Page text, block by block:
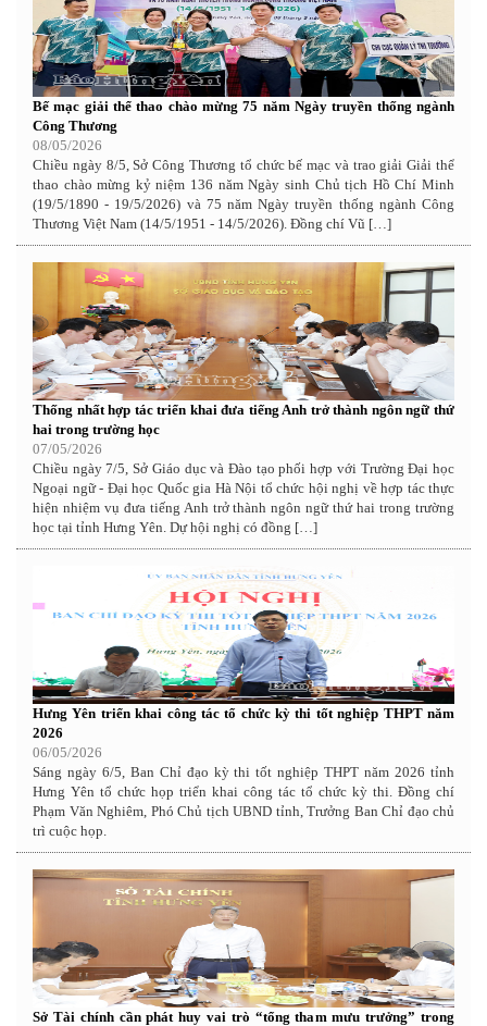
Bế mạc giải thể thao chào mừng 75 năm Ngày truyền thống ngành
Công Thương
08/05/2026
Chiều ngày 8/5, Sở Công Thương tổ chức bế mạc và trao giải Giải thể
thao chào mừng kỷ niệm 136 năm Ngày sinh Chủ tịch Hồ Chí Minh
(19/5/1890 - 19/5/2026) và 75 năm Ngày truyền thống ngành Công
Thương Việt Nam (14/5/1951 - 14/5/2026). Đồng chí Vũ […]
Thống nhất hợp tác triển khai đưa tiếng Anh trở thành ngôn ngữ thứ
hai trong trường học
07/05/2026
Chiều ngày 7/5, Sở Giáo dục và Đào tạo phối hợp với Trường Đại học
Ngoại ngữ - Đại học Quốc gia Hà Nội tổ chức hội nghị về hợp tác thực
hiện nhiệm vụ đưa tiếng Anh trở thành ngôn ngữ thứ hai trong trường
học tại tỉnh Hưng Yên. Dự hội nghị có đồng […]
Hưng Yên triển khai công tác tổ chức kỳ thi tốt nghiệp THPT năm
2026
06/05/2026
Sáng ngày 6/5, Ban Chỉ đạo kỳ thi tốt nghiệp THPT năm 2026 tỉnh
Hưng Yên tổ chức họp triển khai công tác tổ chức kỳ thi. Đồng chí
Phạm Văn Nghiêm, Phó Chủ tịch UBND tỉnh, Trưởng Ban Chỉ đạo chủ
trì cuộc họp.
Sở Tài chính cần phát huy vai trò “tổng tham mưu trưởng” trong